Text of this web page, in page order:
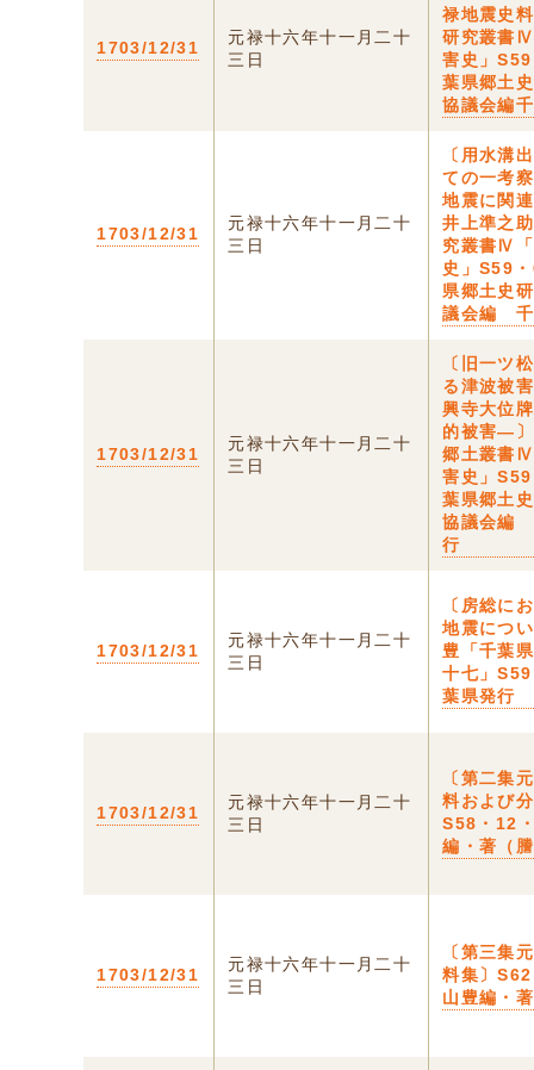
1703/12/31
元禄十六年十一月二十
三日
禄地震史
研究叢書
害史」
葉県郷土
協議会編
1703/12/31
元禄十六年十一月二十
三日
〔用水溝
ての一考
地震に関
井上準之
究叢書Ⅳ
史」S59
県郷土史
議会編 千
1703/12/31
元禄十六年十一月二十
三日
〔旧一ツ
る津波被
興寺大位
的被害―
郷土叢書
害史」
葉県郷土
協議会編
行
1703/12/31
元禄十六年十一月二十
三日
〔房総に
地震につ
豊「千葉
十七」
葉県発行
1703/12/31
元禄十六年十一月二十
三日
〔第二集
料および
S58・12
編・著（
1703/12/31
元禄十六年十一月二十
三日
〔第三集
料集〕
山豊編・著